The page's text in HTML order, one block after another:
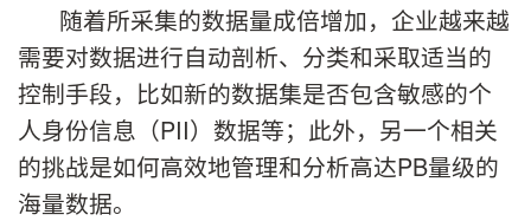
随着所采集的数据量成倍增加，企业越来越
需要对数据进行自动剖析、分类和采取适当的
控制手段，比如新的数据集是否包含敏感的个
人身份信息（PII）数据等；此外，另一个相关
的挑战是如何高效地管理和分析高达PB量级的
海量数据。